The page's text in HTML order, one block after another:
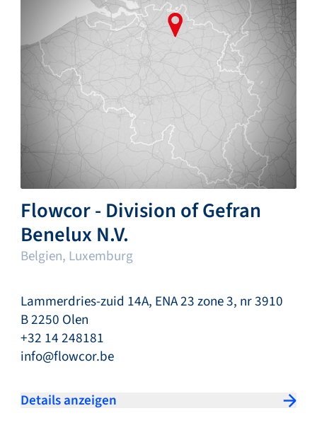
Flowcor - Division of Gefran
Benelux N.V.
Belgien, Luxemburg
Lammerdries-zuid 14A, ENA 23 zone 3, nr 3910
B 2250 Olen
+32 14 248181
info@flowcor.be
Details anzeigen